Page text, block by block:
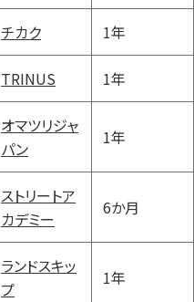
チカク 1年
TRINUS 1年
オマツリジャ
パン
1年
ストリートア
カデミー
6か月
ランドスキッ
プ
1年